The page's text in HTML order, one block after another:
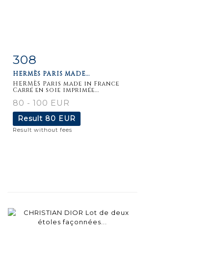
Item detail
308
HERMÈS PARIS MADE...
HERMÈS Paris made in France
Carré en soie imprimée...
80 - 100 EUR
Result 80 EUR
Result without fees